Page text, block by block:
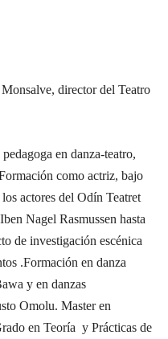
director del Teatro
en danza-teatro,
como actriz, bajo
actores del Odín Teatret
Nagel Rasmussen hasta
de investigación escénica
.Formación en danza
y en danzas
Omolu. Master en
en Teoría y Prácticas de